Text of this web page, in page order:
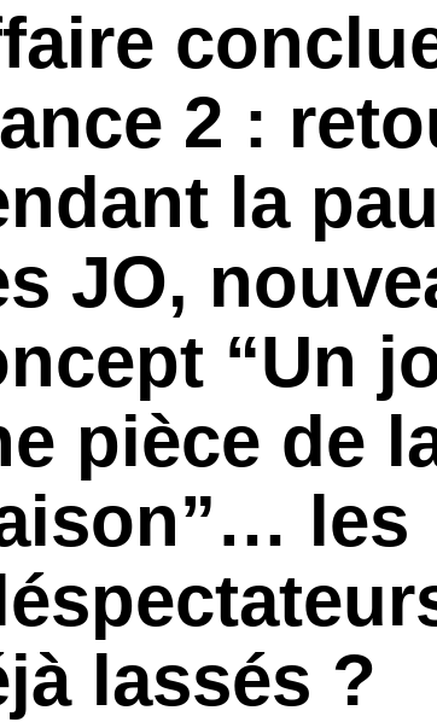
2 :
la
JO,
“Un
pièce de
les
lassés ?